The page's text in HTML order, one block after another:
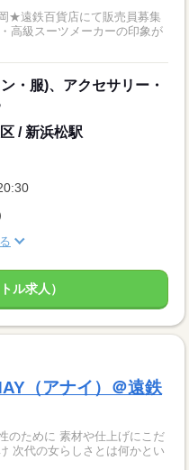
★遠鉄百貨店にて販売員募集
高級スーツメーカーの印象が
・服)、アクセサリー・
/ 新浜松駅
ル求人）
（アナイ）＠遠鉄
のために 素材や仕上げにこだ
次代の女らしさとは何かとい